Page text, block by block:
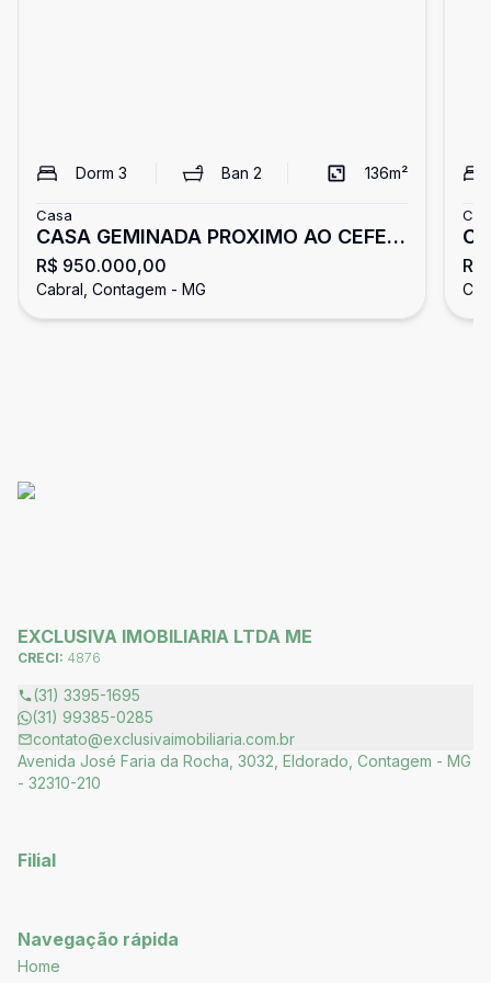
Dorm 3 Ban2 136m²
Casa
CASA GEMINADA PROXIMO AO CEFET
CABRAL
R$ 950.000,00
Cabral, Contagem - MG
EXCLUSIVA IMOBILIARIA LTDA ME
CRECI: 4876
(31) 3395-1695
(31) 99385-0285
contato@exclusivaimobiliaria.com.br
Avenida José Faria da Rocha, 3032, Eldorado, Contagem - MG
- 32310-210
Filial
Navegação rápida
Home